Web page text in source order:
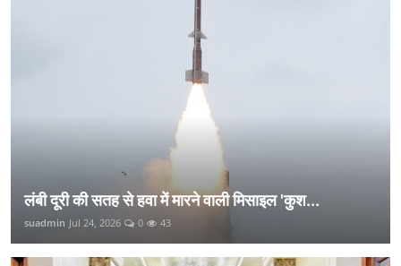
लंबी दूरी की सतह से हवा में मारने वाली मिसाइल 'कुश...
suadmin Jul 24, 2026 0 43